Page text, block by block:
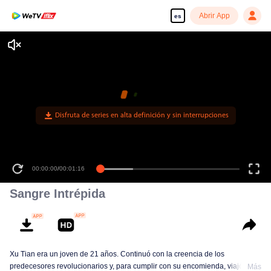
es Abrir App
Disfruta de series en alta definición y sin interrupciones
00:00:00/00:01:16
Sangre Intrépida
Xu Tian era un joven de 21 años. Continuó con la creencia de los
predecesores revolucionarios y, para cumplir con su encomienda, viajó
Más